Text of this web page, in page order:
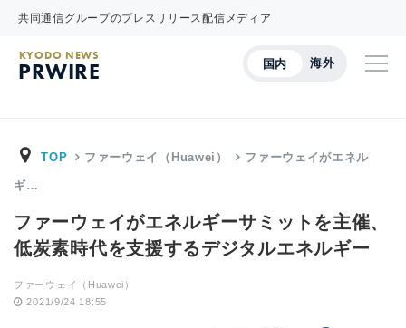
共同通信グループのプレスリリース配信メディア
国内 海外
KYODO NEWS
PRWIRE
TOP ファーウェイ（Huawei） ファーウェイがエネル
ギ…
ファーウェイがエネルギーサミットを主催、
低炭素時代を支援するデジタルエネルギー
ファーウェイ（Huawei）
2021/9/24 18:55